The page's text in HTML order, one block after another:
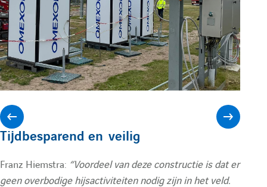
A
f
A
f
Tijdbesparend en veilig
Franz Hiemstra: “Voordeel van deze constructie is dat er
geen overbodige hijsactiviteiten nodig zijn in het veld.